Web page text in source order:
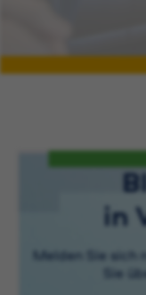
in
Melden Sie sich
Sie